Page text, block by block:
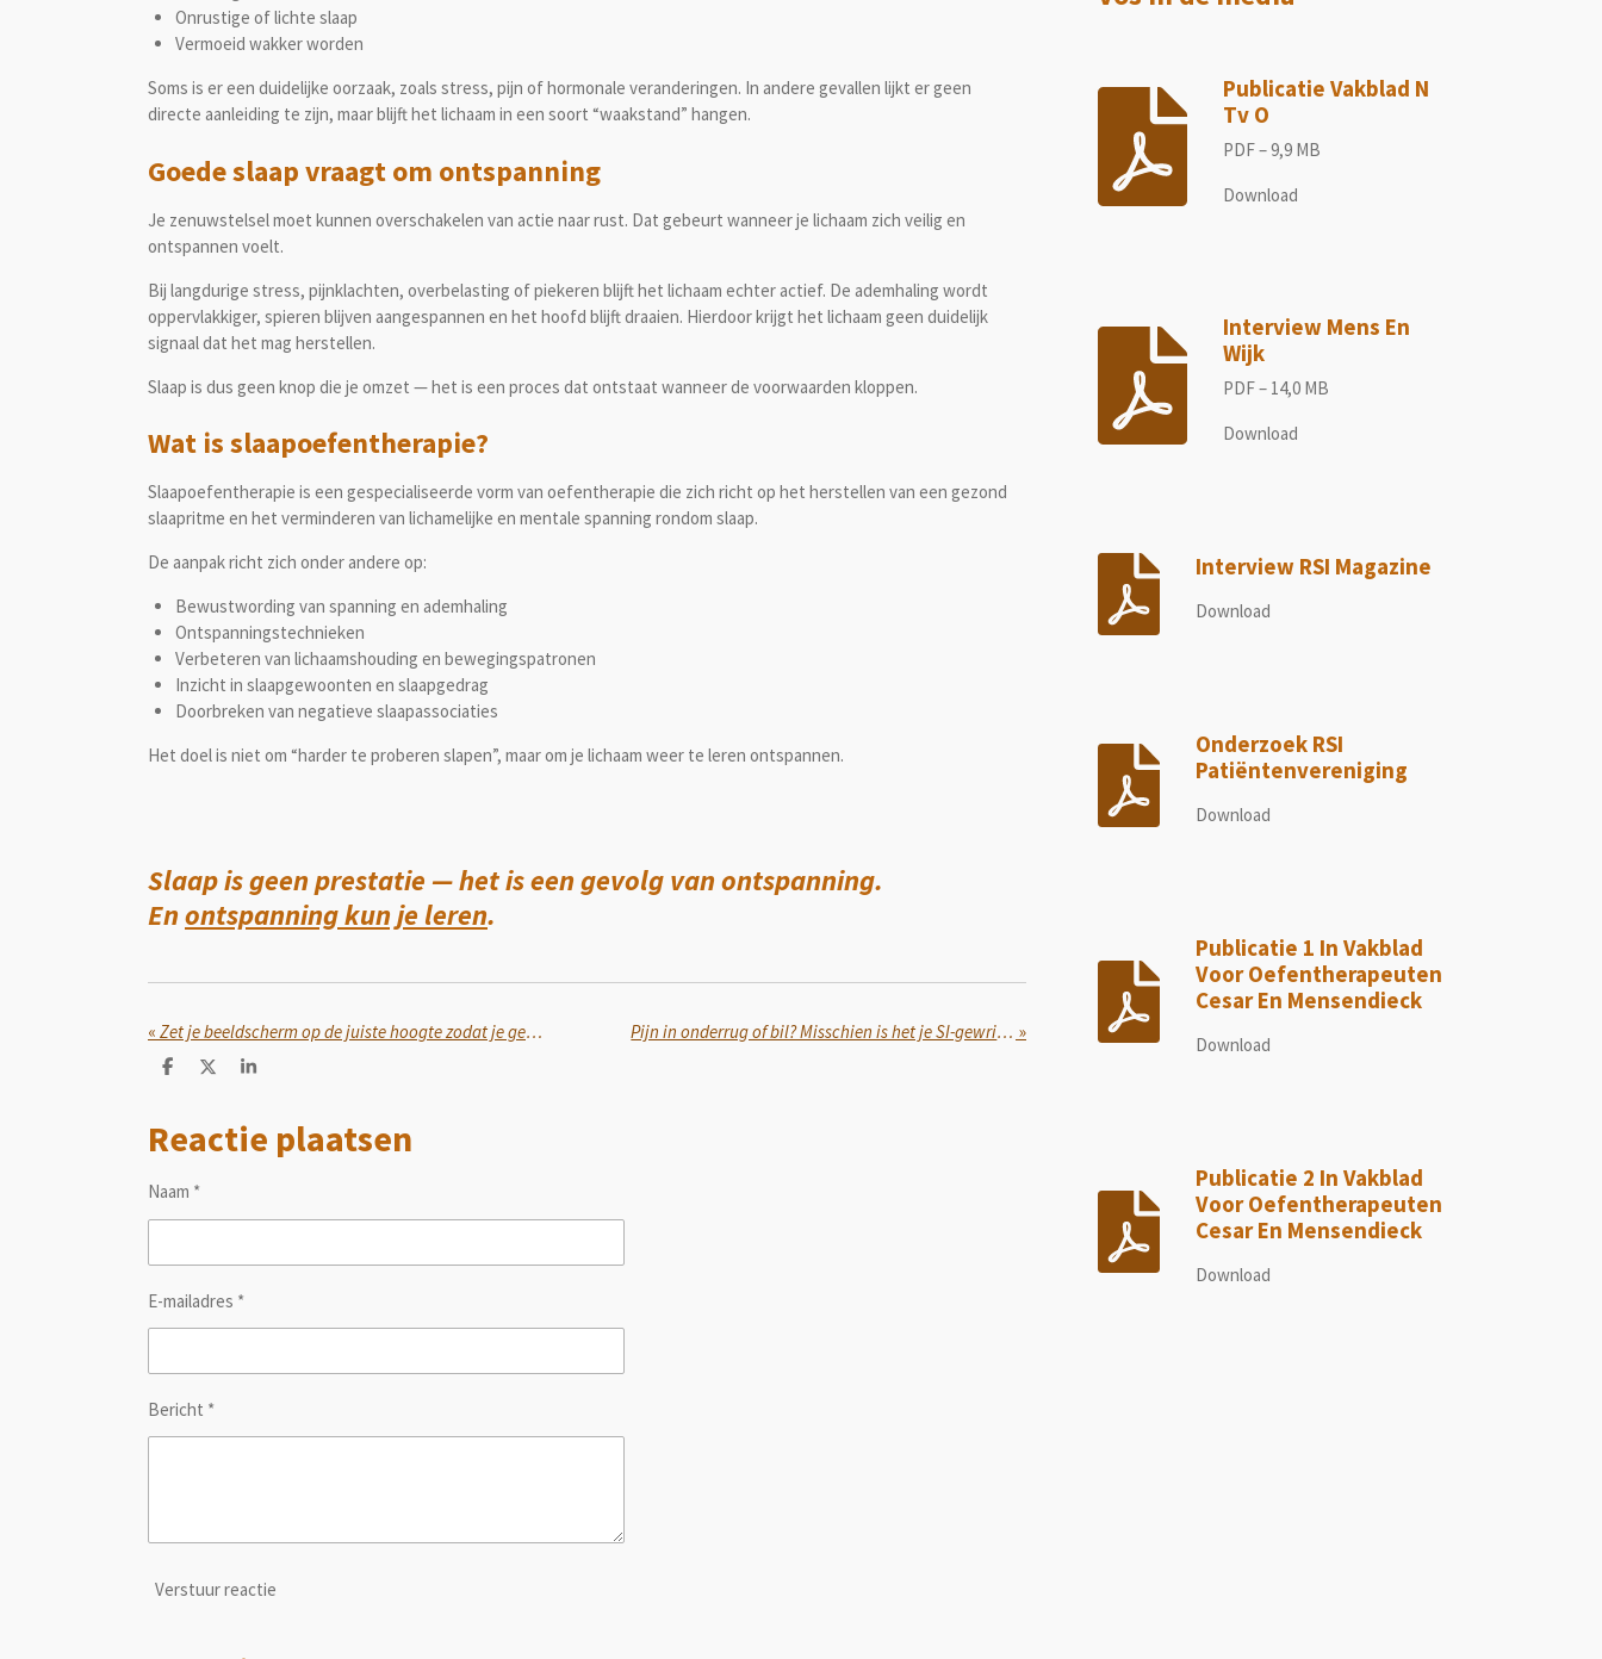
Onrustige of lichte slaap
Vermoeid wakker worden
Soms is er een duidelijke oorzaak, zoals stress, pijn of hormonale veranderingen. In andere gevallen lijkt er geen
directe aanleiding te zijn, maar blijft het lichaam in een soort “waakstand” hangen.
Goede slaap vraagt om ontspanning
Je zenuwstelsel moet kunnen overschakelen van actie naar rust. Dat gebeurt wanneer je lichaam zich veilig en
ontspannen voelt.
Bij langdurige stress, pijnklachten, overbelasting of piekeren blijft het lichaam echter actief. De ademhaling wordt
oppervlakkiger, spieren blijven aangespannen en het hoofd blijft draaien. Hierdoor krijgt het lichaam geen duidelijk
signaal dat het mag herstellen.
Slaap is dus geen knop die je omzet — het is een proces dat ontstaat wanneer de voorwaarden kloppen.
Wat is slaapoefentherapie?
Slaapoefentherapie is een gespecialiseerde vorm van oefentherapie die zich richt op het herstellen van een gezond
slaapritme en het verminderen van lichamelijke en mentale spanning rondom slaap.
De aanpak richt zich onder andere op:
Bewustwording van spanning en ademhaling
Ontspanningstechnieken
Verbeteren van lichaamshouding en bewegingspatronen
Inzicht in slaapgewoonten en slaapgedrag
Doorbreken van negatieve slaapassociaties
Het doel is niet om “harder te proberen slapen”, maar om je lichaam weer te leren ontspannen.
Slaap is geen prestatie — het is een gevolg van ontspanning.
Enontspanning kun je leren.
« Zet je beeldscherm op de juiste hoogte zodat je geen nek- of schouderklachten krijgt Pijn in onderrug of bil? Misschien is het je SI-gewricht! »
D
e
n
D
S
r
e
Reactie plaatsen
Naam *
E-mailadres *
Bericht *
Verstuur reactie
Publicatie Vakblad N
Tv O
PDF – 9,9 MB
Download
Interview Mens En
Wijk
PDF – 14,0 MB
Download
Interview RSI Magazine
Download
Onderzoek RSI
Patiëntenvereniging
Download
Publicatie 1 In Vakblad
Voor Oefentherapeuten
Cesar En Mensendieck
Download
Publicatie 2 In Vakblad
Voor Oefentherapeuten
Cesar En Mensendieck
Download